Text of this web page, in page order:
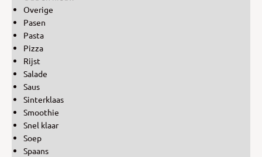
Overige
Pasen
Pasta
Pizza
Rijst
Salade
Saus
Sinterklaas
Smoothie
Snel klaar
Soep
Spaans